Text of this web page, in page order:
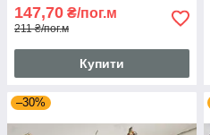
147,70 ₴/пог.м
211 ₴/пог.м
Купити
–30%